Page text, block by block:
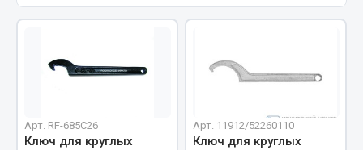
Весь раздел
Отопители салона, подогреватели
Жидкостные подогреватели
Отопители салона
Арт. RF-685C26
Ключ для круглых
Арт. 11912/52260110
Ключ для круглых